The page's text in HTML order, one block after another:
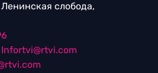
слобода,
Infortvi@rtvi.com